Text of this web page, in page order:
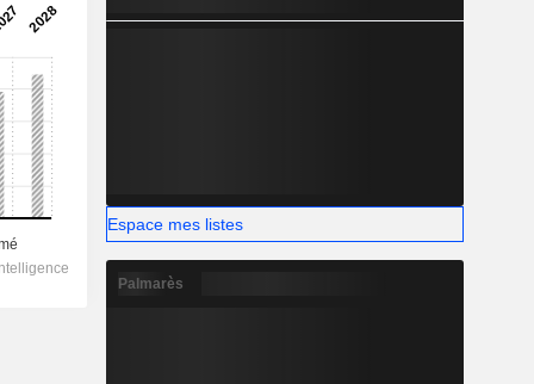
Espace mes listes
Palmarès